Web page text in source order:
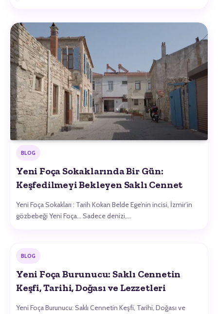
BLOG
Yeni Foça Sokaklarında Bir Gün:
Keşfedilmeyi Bekleyen Saklı Cennet
Yeni Foça Sokakları : Tarih Kokan Belde Ege’nin incisi, İzmir’in
gözbebeği Yeni Foça… Sadece denizi,…
BLOG
Yeni Foça Burunucu: Saklı Cennetin
Keşfi, Tarihi, Doğası ve Lezzetleri
Yeni Foça Burunucu: Saklı Cennetin Keşfi, Tarihi, Doğası ve